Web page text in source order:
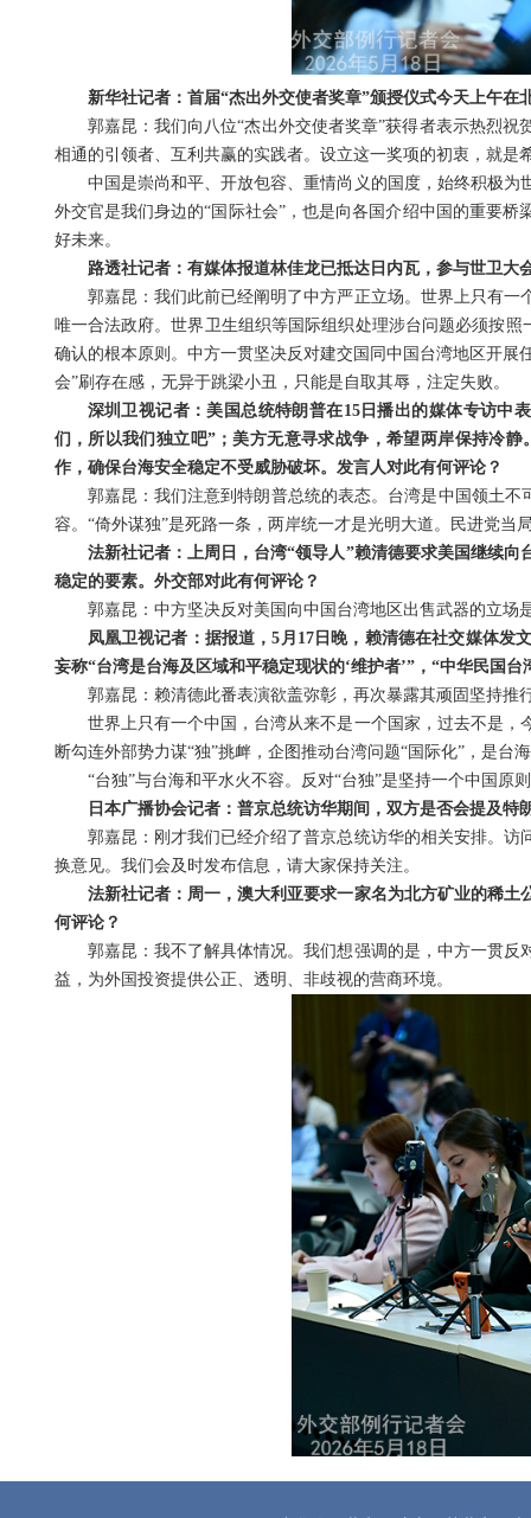
新华社记者：首届“杰出外交使者奖章”颁授仪式今天上午
郭嘉昆：我们向八位“杰出外交使者奖章”获得者表示热烈
相通的引领者、互利共赢的实践者。设立这一奖项的初衷，就是
中国是崇尚和平、开放包容、重情尚义的国度，始终积极
外交官是我们身边的“国际社会”，也是向各国介绍中国的重要
好未来。
路透社记者：有媒体报道林佳龙已抵达日内瓦，参与世卫
郭嘉昆：我们此前已经阐明了中方严正立场。世界上只有
唯一合法政府。世界卫生组织等国际组织处理涉台问题必须按
确认的根本原则。中方一贯坚决反对建交国同中国台湾地区开展
会”刷存在感，无异于跳梁小丑，只能是自取其辱，注定失败。
深圳卫视记者：美国总统特朗普在15日播出的媒体专访中
们，所以我们独立吧”；美方无意寻求战争，希望两岸保持冷
作，确保台海安全稳定不受威胁破坏。发言人对此有何评论？
郭嘉昆：我们注意到特朗普总统的表态。台湾是中国领土
容。“倚外谋独”是死路一条，两岸统一才是光明大道。民进党当
法新社记者：上周日，台湾“领导人”赖清德要求美国继续
稳定的要素。外交部对此有何评论？
郭嘉昆：中方坚决反对美国向中国台湾地区出售武器的立场
凤凰卫视记者：据报道，5月17日晚，赖清德在社交媒体发
妄称“台湾是台海及区域和平稳定现状的‘维护者’”，“中华民国
郭嘉昆：赖清德此番表演欲盖弥彰，再次暴露其顽固坚持推
世界上只有一个中国，台湾从来不是一个国家，过去不是
断勾连外部势力谋“独”挑衅，企图推动台湾问题“国际化”，是台
“台独”与台海和平水火不容。反对“台独”是坚持一个中国原
日本广播协会记者：普京总统访华期间，双方是否会提及
郭嘉昆：刚才我们已经介绍了普京总统访华的相关安排。
换意见。我们会及时发布信息，请大家保持关注。
法新社记者：周一，澳大利亚要求一家名为北方矿业的稀
何评论？
郭嘉昆：我不了解具体情况。我们想强调的是，中方一贯
益，为外国投资提供公正、透明、非歧视的营商环境。